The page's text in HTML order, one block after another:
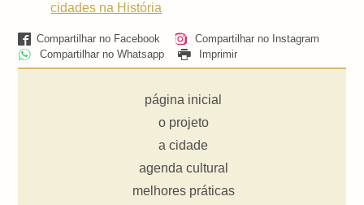
cidades na História
Compartilhar no Facebook
Compartilhar no Instagram
Compartilhar no Whatsapp
Imprimir
página inicial
o projeto
a cidade
agenda cultural
melhores práticas